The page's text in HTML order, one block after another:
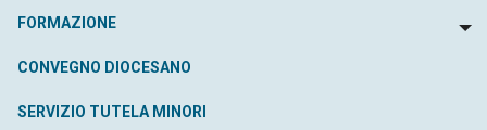
FORMAZIONE
CONVEGNO DIOCESANO
SERVIZIO TUTELA MINORI